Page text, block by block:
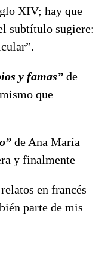
XIV; hay que
subtítulo sugiere:
y famas” de
que
de Ana María
y finalmente
en francés
parte de mis